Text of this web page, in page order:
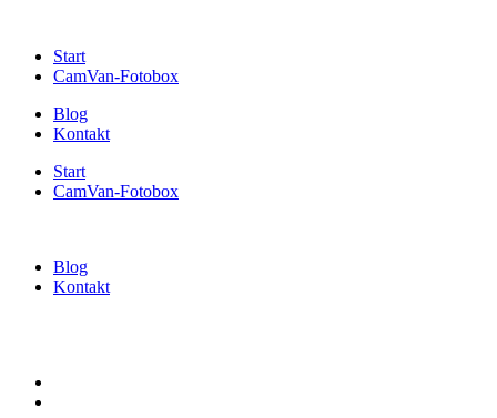
Start
CamVan-Fotobox
Blog
Kontakt
Start
CamVan-Fotobox
Blog
Kontakt